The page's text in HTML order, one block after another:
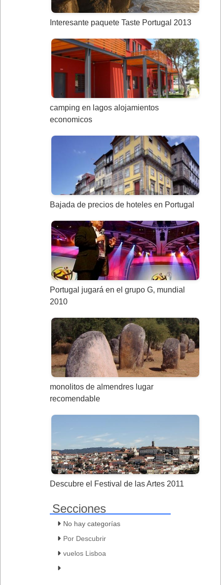
Interesante paquete Taste Portugal 2013
camping en lagos alojamientos
economicos
Bajada de precios de hoteles en Portugal
Portugal jugará en el grupo G, mundial
2010
monolitos de almendres lugar
recomendable
Descubre el Festival de las Artes 2011
Secciones
No hay categorías
Por Descubrir
vuelos Lisboa